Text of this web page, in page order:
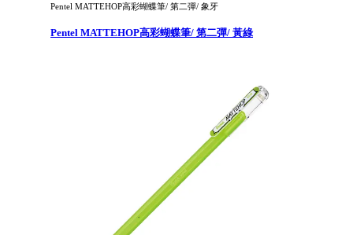
Pentel MATTEHOP高彩蝴蝶筆/ 第二彈/ 象牙
Pentel MATTEHOP高彩蝴蝶筆/ 第二彈/ 黃綠